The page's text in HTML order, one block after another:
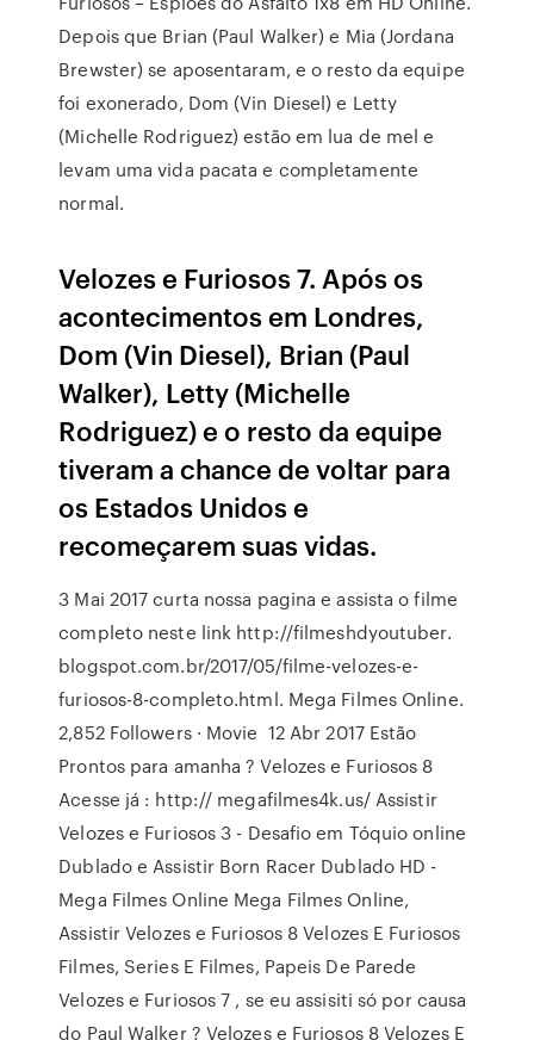
Depois que Brian (Paul Walker) e Mia (Jordana
Brewster) se aposentaram, e o resto da equipe
foi exonerado, Dom (Vin Diesel) e Letty
(Michelle Rodriguez) estão em lua de mel e
levam uma vida pacata e completamente
normal.
Velozes e Furiosos 7. Após os
acontecimentos em Londres,
Dom (Vin Diesel), Brian (Paul
Walker), Letty (Michelle
Rodriguez) e o resto da equipe
tiveram a chance de voltar para
os Estados Unidos e
recomeçarem suas vidas.
3 Mai 2017 curta nossa pagina e assista o filme
completo neste link http://filmeshdyoutuber.
blogspot.com.br/2017/05/filme-velozes-e-
furiosos-8-completo.html. Mega Filmes Online.
2,852 Followers · Movie 12 Abr 2017 Estão
Prontos para amanha ? Velozes e Furiosos 8
Acesse já : http:// megafilmes4k.us/ Assistir
Velozes e Furiosos 3 - Desafio em Tóquio online
Dublado e Assistir Born Racer Dublado HD -
Mega Filmes Online Mega Filmes Online,
Assistir Velozes e Furiosos 8 Velozes E Furiosos
Filmes, Series E Filmes, Papeis De Parede
Velozes e Furiosos 7 , se eu assisiti só por causa
do Paul Walker ? Velozes e Furiosos 8 Velozes E